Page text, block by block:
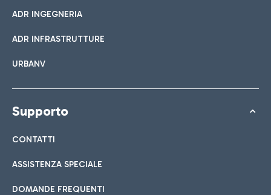
ADR INGEGNERIA
ADR INFRASTRUTTURE
URBANV
Supporto
CONTATTI
ASSISTENZA SPECIALE
DOMANDE FREQUENTI